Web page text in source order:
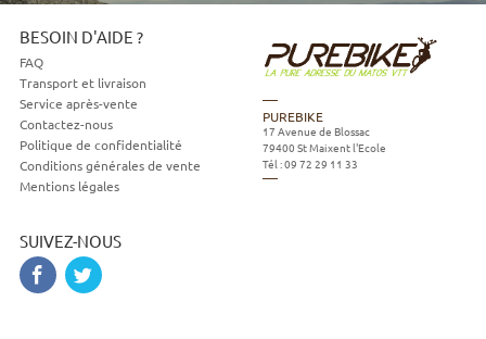
BESOIN D'AIDE ?
FAQ
Transport et livraison
Service après-vente
Contactez-nous
Politique de confidentialité
Conditions générales de vente
Mentions légales
SUIVEZ-NOUS
PUREBIKE
17 Avenue de Blossac
79400 St Maixent l'Ecole
Tél :09 72 29 11 33